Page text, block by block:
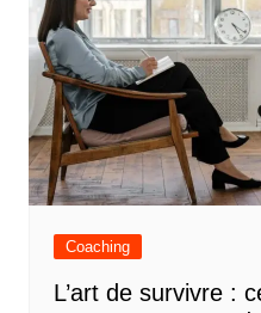
Coaching
L’art de survivre :